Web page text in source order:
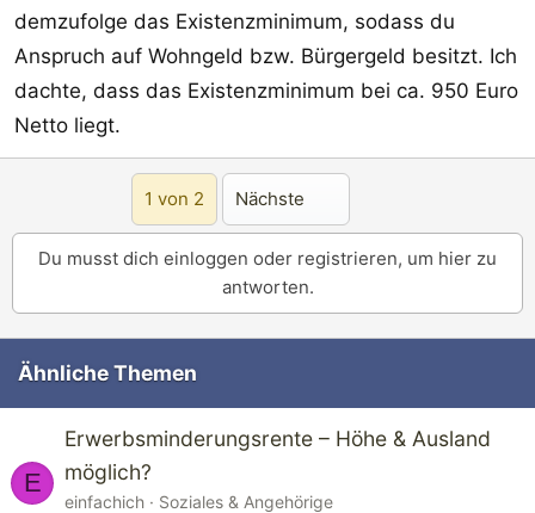
demzufolge das Existenzminimum, sodass du
Anspruch auf Wohngeld bzw. Bürgergeld besitzt. Ich
dachte, dass das Existenzminimum bei ca. 950 Euro
Netto liegt.
1 von 2 Nächste
Du musst dich einloggen oder registrieren, um hier zu
antworten.
Ähnliche Themen
E
Erwerbsminderungsrente – Höhe & Ausland
möglich?
einfachich
Soziales & Angehörige